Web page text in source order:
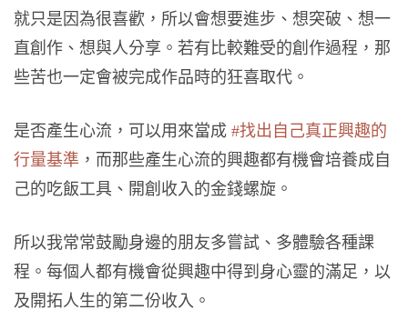
就只是因為很喜歡，所以會想要進步、想突破、想一
直創作、想與人分享。若有比較難受的創作過程，那
些苦也一定會被完成作品時的狂喜取代。
是否產生心流，可以用來當成 #找出自己真正興趣的
行量基準 ，而那些產生心流的興趣都有機會培養成自
己的吃飯工具、開創收入的金錢螺旋。
所以我常常鼓勵身邊的朋友多嘗試、多體驗各種課
程。每個人都有機會從興趣中得到身心靈的滿足，以
及開拓人生的第二份收入。